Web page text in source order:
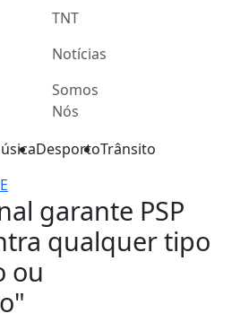
TNT
Notícias
Somos
Nós
DesportoTrânsito
garante PSP
qualquer tipo
ou